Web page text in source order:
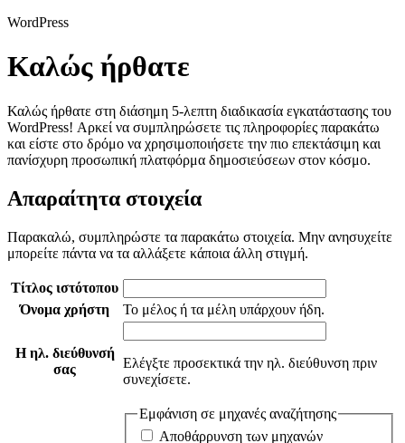
WordPress
Καλώς ήρθατε
Καλώς ήρθατε στη διάσημη 5-λεπτη διαδικασία εγκατάστασης του
WordPress! Αρκεί να συμπληρώσετε τις πληροφορίες παρακάτω
και είστε στο δρόμο να χρησιμοποιήσετε την πιο επεκτάσιμη και
πανίσχυρη προσωπική πλατφόρμα δημοσιεύσεων στον κόσμο.
Απαραίτητα στοιχεία
Παρακαλώ, συμπληρώστε τα παρακάτω στοιχεία. Μην ανησυχείτε
μπορείτε πάντα να τα αλλάξετε κάποια άλλη στιγμή.
Τίτλος ιστότοπου
Όνομα χρήστη
Το μέλος ή τα μέλη υπάρχουν ήδη.
Η ηλ. διεύθυνσή
σας
Ελέγξτε προσεκτικά την ηλ. διεύθυνση πριν
συνεχίσετε.
Εμφάνιση σε μηχανές αναζήτησης